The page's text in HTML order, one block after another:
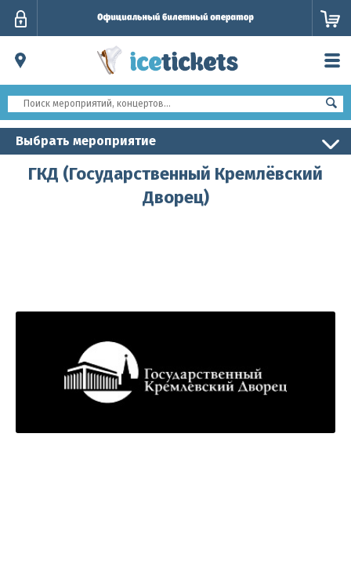
Выбрать мероприятие
ГКД (Государственный Кремлёвский
Дворец)